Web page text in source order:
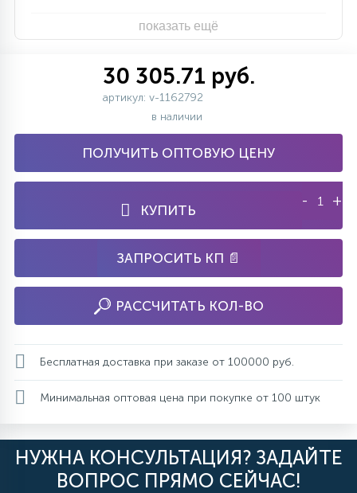
показать ещё
30 305.71 руб.
артикул: v-1162792
в наличии
ПОЛУЧИТЬ ОПТОВУЮ ЦЕНУ
КУПИТЬ
- +
ЗАПРОСИТЬ КП 📄
РАССЧИТАТЬ КОЛ-ВО
Бесплатная доставка при заказе от 100000 руб.
Минимальная оптовая цена при покупке от 100 штук
НУЖНА КОНСУЛЬТАЦИЯ? ЗАДАЙТЕ
ВОПРОС ПРЯМО СЕЙЧАС!